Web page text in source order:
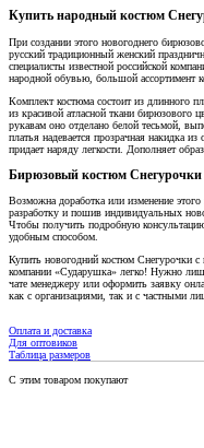
Купить народный костюм
При создании этого новогоднего
русский традиционный женский
специалисты известной российской
народной обувью, большой ассортимент
Комплект костюма состоит из длинного
из красивой атласной ткани бирюзового
рукавам оно отделано белой тесьмой,
платья надевается прозрачная накидка
придает наряду легкости. Дополняет
Бирюзовый костюм
Возможна доработка или изменение
разработку и пошив индивидуальных
Чтобы получить подробную
удобным способом.
Купить новогодний костюм Снегурочки
компании «Сударушка» легко! Нужно
чате менеджеру или оформить заявку
как с организациями, так и с частными
Оплата и доставка
Для оптовиков
Таблица размеров
С этим товаром покупают